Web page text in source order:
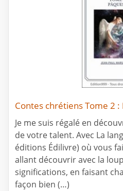
Contes chrétiens Tome 2 :
Je me suis régalé en
de votre talent. Avec La
éditions Édilivre) où vous
allant découvrir avec la
significations, en faisant
façon bien (…)